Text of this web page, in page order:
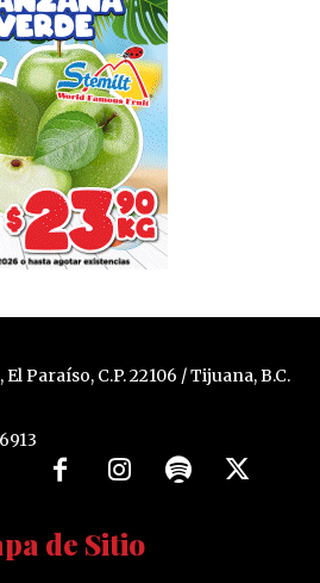
Paraíso, C.P. 22106 / Tijuana, B.C.
de Sitio